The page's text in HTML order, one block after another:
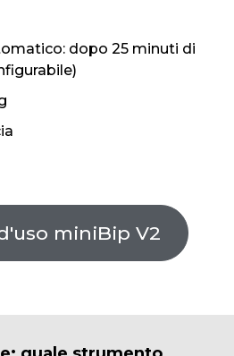
dopo 25 minuti di
miniBip V2